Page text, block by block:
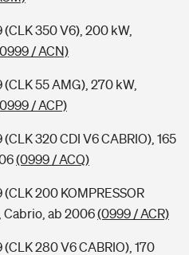
350 V6), 200 kW,
/ ACN)
55 AMG), 270 kW,
/ ACP)
320 CDI V6 CABRIO), 165
(0999 / ACQ)
200 KOMPRESSOR
Cabrio, ab 2006(0999 / ACR)
280 V6 CABRIO), 170